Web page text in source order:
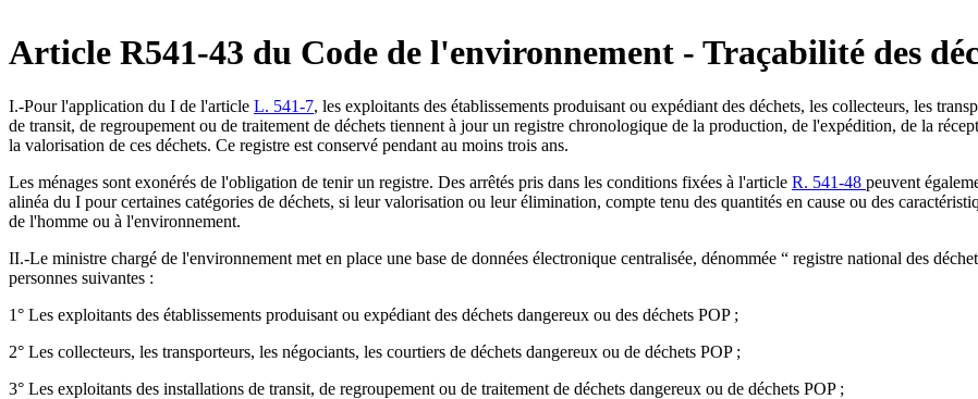
Article R541-43 du Code de l'environnement - Traçabilité des
I.-Pour l'application du I de l'article L. 541-7, les exploitants des établissements produisant ou expédiant des déchets, les collecteurs, les
de transit, de regroupement ou de traitement de déchets tiennent à jour un registre chronologique de la production, de l'expédition, de la
la valorisation de ces déchets. Ce registre est conservé pendant au moins trois ans.
Les ménages sont exonérés de l'obligation de tenir un registre. Des arrêtés pris dans les conditions fixées à l'article R. 541-48 peuvent
alinéa du I pour certaines catégories de déchets, si leur valorisation ou leur élimination, compte tenu des quantités en cause ou des
de l'homme ou à l'environnement.
II.-Le ministre chargé de l'environnement met en place une base de données électronique centralisée, dénommée “ registre national des
personnes suivantes :
1° Les exploitants des établissements produisant ou expédiant des déchets dangereux ou des déchets POP ;
2° Les collecteurs, les transporteurs, les négociants, les courtiers de déchets dangereux ou de déchets POP ;
3° Les exploitants des installations de transit, de regroupement ou de traitement de déchets dangereux ou de déchets POP ;